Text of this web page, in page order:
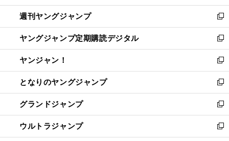
開
く
ウ
で
開
く
ン
ド
ウ
で
開
く
ウ
ィ
ン
ド
ウ
で
開
く
週刊ヤングジャンプ
新
し
い
ウ
ィ
ン
ド
ウ
で
開
く
ヤングジャンプ定期購読デジタル
新
し
い
ウ
ィ
ン
ド
ウ
で
開
ヤンジャン！
新
し
い
ウ
ィ
ン
ド
ウ
となりのヤングジャンプ
新
し
い
ウ
ィ
ン
グランドジャンプ
新
し
い
ウ
ウルトラジャンプ
新
し